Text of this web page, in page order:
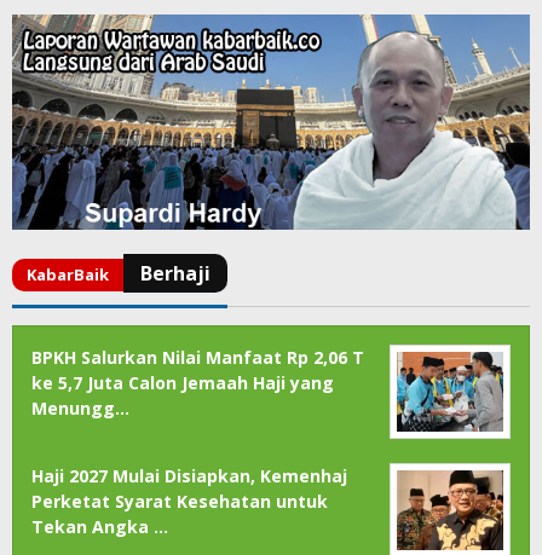
BPKH Salurkan Nilai Manfaat Rp 2,06 T
ke 5,7 Juta Calon Jemaah Haji yang
Menungg…
Haji 2027 Mulai Disiapkan, Kemenhaj
Perketat Syarat Kesehatan untuk
Tekan Angka …